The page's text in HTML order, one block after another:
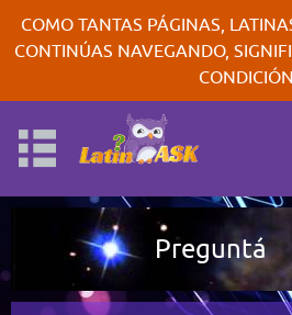
COMO TANTAS PÁGINAS,
CONTINÚAS NAVEGANDO,
CONDICIÓN
Preguntá